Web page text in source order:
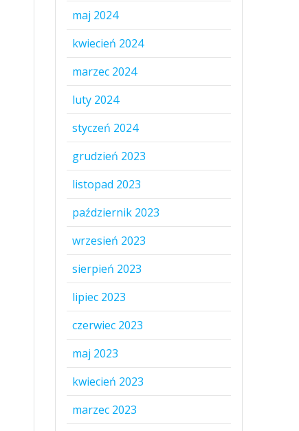
maj 2024
kwiecień 2024
marzec 2024
luty 2024
styczeń 2024
grudzień 2023
listopad 2023
październik 2023
wrzesień 2023
sierpień 2023
lipiec 2023
czerwiec 2023
maj 2023
kwiecień 2023
marzec 2023